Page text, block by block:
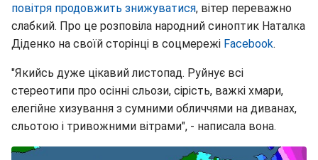
повітря продовжить знижуватися, вітер переважно
слабкий. Про це розповіла народний синоптик Наталка
Діденко на своїй сторінці в соцмережі Facebook.
"Якийсь дуже цікавий листопад. Руйнує всі
стереотипи про осінні сльози, сірість, важкі хмари,
елегійне хизування з сумними обличчями на диванах,
сльотою і тривожними вітрами", - написала вона.